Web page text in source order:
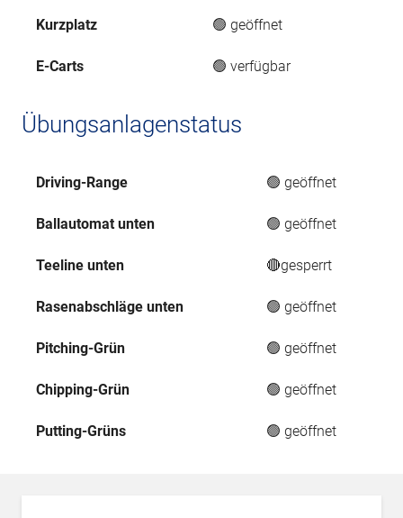
Kurzplatz 🟢 geöffnet
E-Carts 🟢 verfügbar
Übungsanlagenstatus
Driving-Range 🟢 geöffnet
Ballautomat unten 🟢 geöffnet
Teeline unten 🔴gesperrt
Rasenabschläge unten 🟢 geöffnet
Pitching-Grün 🟢 geöffnet
Chipping-Grün 🟢 geöffnet
Putting-Grüns 🟢 geöffnet